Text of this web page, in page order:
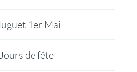
1er Mai
Jours de fête